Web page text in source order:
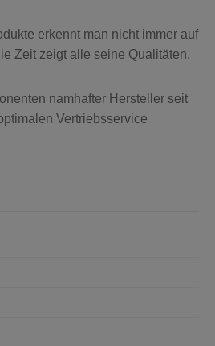
erkennt man nicht immer auf
Zeit zeigt alle seine Qualitäten.
namhafter Hersteller seit
Vertriebsservice